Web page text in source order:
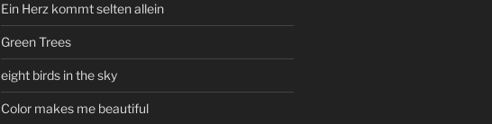
Ein Herz kommt selten allein
Green Trees
eight birds in the sky
Color makes me beautiful